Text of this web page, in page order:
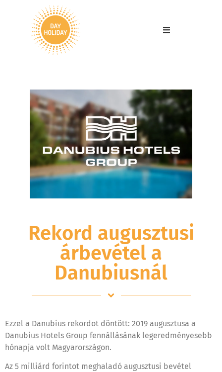
Rekord augusztusi
árbevétel a
Danubiusnál
Ezzel a Danubius rekordot döntött: 2019 augusztusa a
Danubius Hotels Group fennállásának legeredményesebb
hónapja volt Magyarországon.
Az 5 milliárd forintot meghaladó augusztusi bevétel